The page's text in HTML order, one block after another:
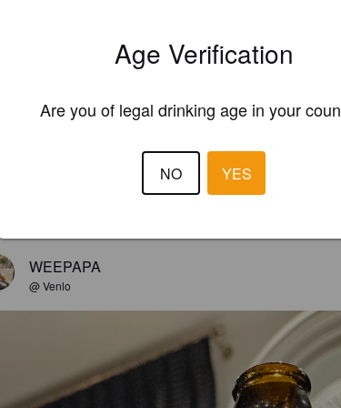
WEEPAPA
@ Venlo
Age Verification
Are you of legal drinking age in your
NO YES